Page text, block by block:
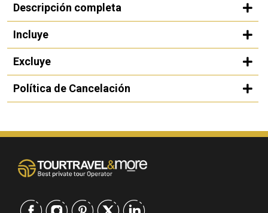
Descripción completa
Incluye
Excluye
Política de Cancelación